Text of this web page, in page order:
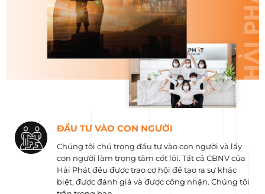
ĐẦU TƯ VÀO CON NGƯỜI
Chúng tôi chú trọng đầu tư vào con người và lấy
con người làm trọng tâm cốt lõi. Tất cả CBNV của
Hải Phát đều được trao cơ hội để tạo ra sự khác
biệt, được đánh giá và được công nhận. Chúng tôi